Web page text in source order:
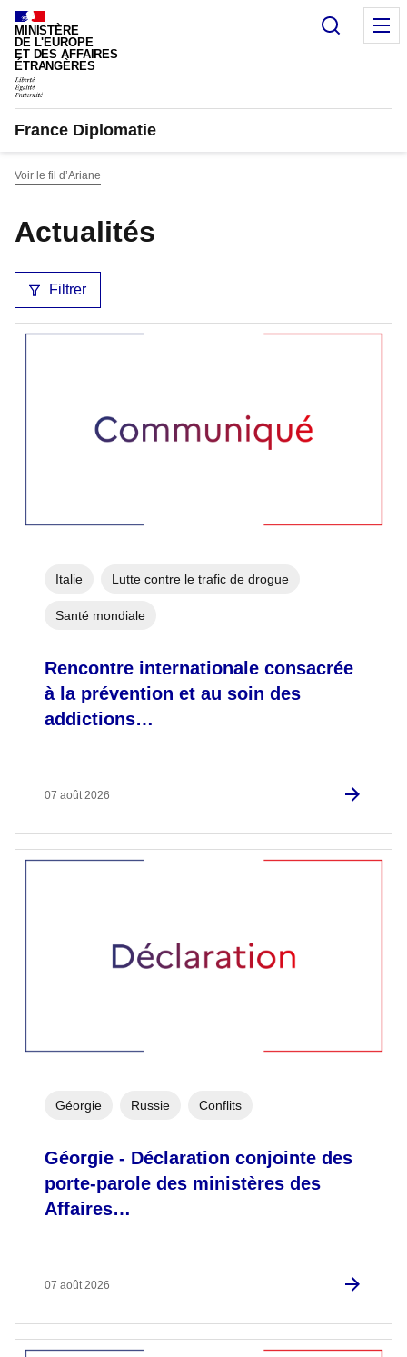
Panneau de gestion des cookies
MINISTÈRE
DE L'EUROPE
ET DES AFFAIRES
ÉTRANGÈRES
France Diplomatie
Voir le fil d’Ariane
Actualités
Filtrer
Rencontre internationale consacrée
à la prévention et au soin des
addictions…
Italie Lutte contre le trafic de drogue
Santé mondiale
07 août 2026
Géorgie - Déclaration conjointe des
porte-parole des ministères des
Affaires…
Géorgie Russie Conflits
07 août 2026